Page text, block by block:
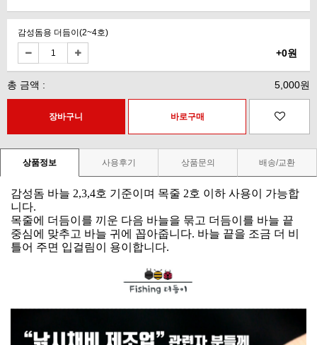
감성돔용 더듬이(2~4호)
+0원
총 금액 : 5,000원
상품정보 사용후기 상품문의 배송/교환
감성돔 바늘 2,3,4호 기준이며 목줄 2호 이하 사용이 가능합
니다.
목줄에 더듬이를 끼운 다음 바늘을 묶고 더듬이를 바늘 끝
중심에 맞추고 바늘 귀에 꼽아줍니다. 바늘 끝을 조금 더 비
틀어 주면 입걸림이 용이합니다.